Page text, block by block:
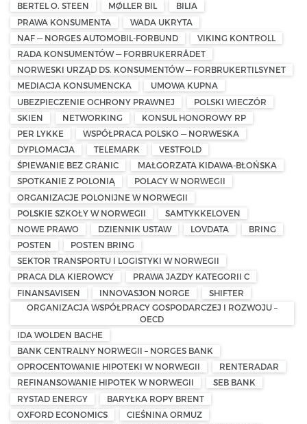
BERTEL O. STEEN MØLLER BIL
BILIA
PRAWA KONSUMENTA
WADA UKRYTA
NAF — NORGES AUTOMOBIL-FORBUND
VIKING KONTROLL
RADA KONSUMENTÓW — FORBRUKERRÅDET
NORWESKI URZĄD DS. KONSUMENTÓW — FORBRUKERTILSYNET
MEDIACJA KONSUMENCKA
UMOWA KUPNA
UBEZPIECZENIE OCHRONY PRAWNEJ
POLSKI WIECZÓR
SKIEN
NETWORKING
KONSUL HONOROWY RP
PER LYKKE
WSPÓŁPRACA POLSKO — NORWESKA
DYPLOMACJA
TELEMARK
VESTFOLD
ŚPIEWANIE BEZ GRANIC
MAŁGORZATA KIDAWA-BŁOŃSKA
SPOTKANIE Z POLONIĄ
POLACY W NORWEGII
ORGANIZACJE POLONIJNE W NORWEGII
POLSKIE SZKOŁY W NORWEGII
SAMTYKKELOVEN
NOWE PRAWO
DZIENNIK USTAW LOVDATA
BRING
POSTEN
POSTEN BRING
SEKTOR TRANSPORTU I LOGISTYKI W NORWEGII
PRACA DLA KIEROWCY
PRAWA JAZDY KATEGORII C
FINANSAVISEN
INNOVASJON NORGE
SHIFTER
ORGANIZACJA WSPÓŁPRACY GOSPODARCZEJ I ROZWOJU –
OECD
IDA WOLDEN BACHE
BANK CENTRALNY NORWEGII – NORGES BANK
OPROCENTOWANIE HIPOTEKI W NORWEGII
RENTERADAR
REFINANSOWANIE HIPOTEK W NORWEGII
SEB BANK
RYSTAD ENERGY
BARYŁKA ROPY BRENT
OXFORD ECONOMICS
CIEŚNINA ORMUZ